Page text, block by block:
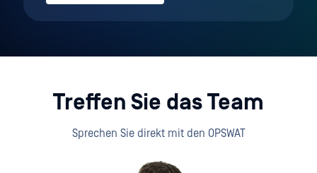
Treffen Sie das Team
Sprechen Sie direkt mit den OPSWAT